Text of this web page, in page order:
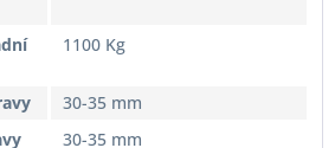
1100 Kg
30-35 mm
30-35 mm